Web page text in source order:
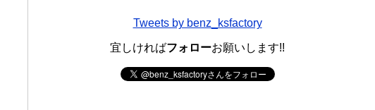
Tweets by benz_ksfactory
宜しければフォローお願いします!!